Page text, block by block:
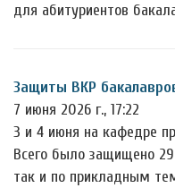
для абитуриентов
Защиты ВКР
7 июня 2026 г., 17:22
3 и 4 июня на кафедре
Всего было защищено
так и по прикладным